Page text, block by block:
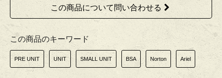
この商品について問い合わせる
この商品のキーワード
PRE UNIT UNIT SMALL UNIT BSA Norton Ariel